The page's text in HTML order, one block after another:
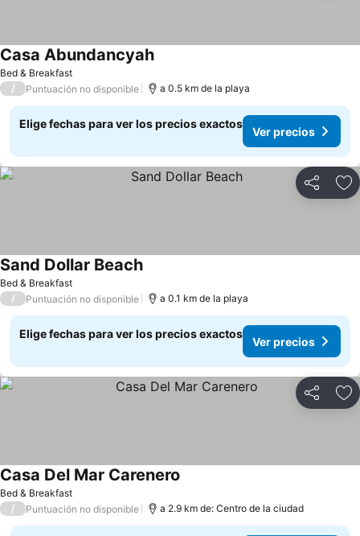
Bed & Breakfast
Casa AbundancyahVer precios
/ Puntuación no disponible a 0.5 km de la playa
Elige fechas para ver los precios exactos
Ver precios
Compartir
Bed & Breakfast
Sand Dollar BeachVer precios
/ Puntuación no disponible a 0.1 km de la playa
Elige fechas para ver los precios exactos
Ver precios
Compartir
Bed & Breakfast
Casa Del Mar Carenero
/ Puntuación no disponible a 2.9 km de: Centro de la ciudad